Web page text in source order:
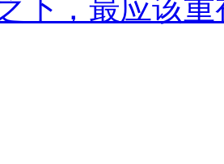
下，最应该